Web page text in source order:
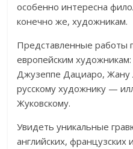
особенно интересна
конечно же, художникам.
Представленные работы
европейским
Джузеппе Дациаро, Жану
русскому художнику —
Жуковскому.
Увидеть уникальные
английских, французских